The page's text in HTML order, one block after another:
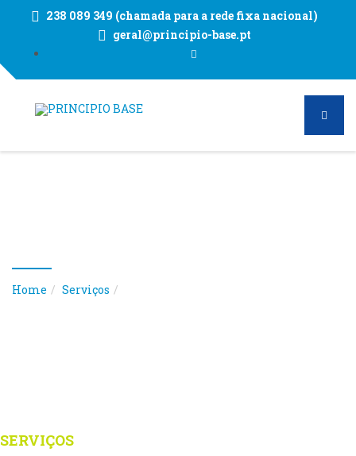
238 089 349 (chamada para a rede fixa nacional)
geral@principio-base.pt
Home Serviços
SERVIÇOS